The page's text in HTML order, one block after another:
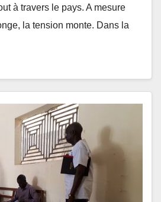
à travers le pays. A mesure
la tension monte. Dans la